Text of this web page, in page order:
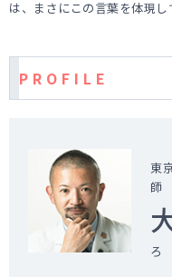
は、まさにこの言葉を体現し
P R O F I L E
東
師
ろ